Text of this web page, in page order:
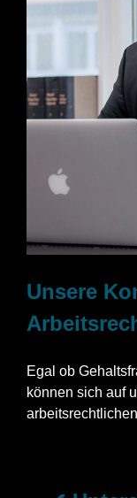
Unsere
Egal ob
können sich auf